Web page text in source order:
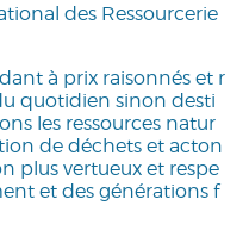
des Ressourcerie
à prix raisonnés et r
quotidien sinon desti
les ressources natur
de déchets et acton
plus vertueux et respe
et des générations f